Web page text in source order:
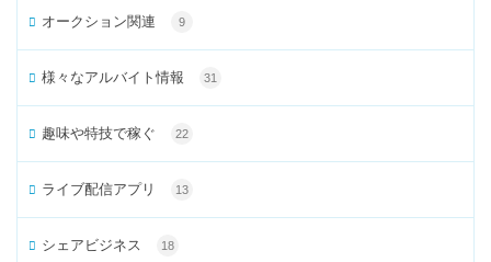
オークション関連 9
様々なアルバイト情報 31
趣味や特技で稼ぐ 22
ライブ配信アプリ 13
シェアビジネス 18